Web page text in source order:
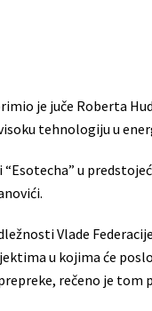
je juče Roberta
tehnologiju u
u
Vlade
u kojima će
rečeno je tom